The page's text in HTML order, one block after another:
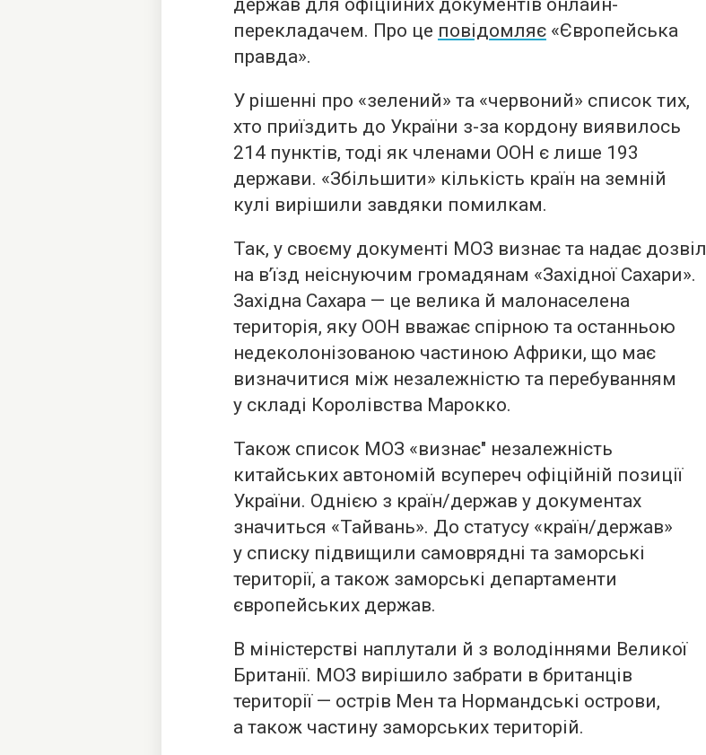
держав для офіційних документів онлайн-
перекладачем. Про це повідомляє «Європейська
правда».
У рішенні про «зелений» та «червоний» список тих,
хто приїздить до України з-за кордону виявилось
214 пунктів, тоді як членами ООН є лише 193
держави. «Збільшити» кількість країн на земній
кулі вирішили завдяки помилкам.
Так, у своєму документі МОЗ визнає та надає дозвіл
на в’їзд неіснуючим громадянам «Західної Сахари».
Західна Сахара — це велика й малонаселена
територія, яку ООН вважає спірною та останньою
недеколонізованою частиною Африки, що має
визначитися між незалежністю та перебуванням
у складі Королівства Марокко.
Також список МОЗ «визнає" незалежність
китайських автономій всупереч офіційній позиції
України. Однією з країн/держав у документах
значиться «Тайвань». До статусу «країн/держав»
у списку підвищили самоврядні та заморські
території, а також заморські департаменти
європейських держав.
В міністерстві наплутали й з володіннями Великої
Британії. МОЗ вирішило забрати в британців
території — острів Мен та Нормандські острови,
а також частину заморських територій.